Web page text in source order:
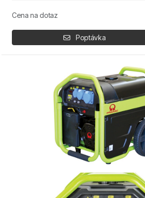
Cena na dotaz
Poptávka